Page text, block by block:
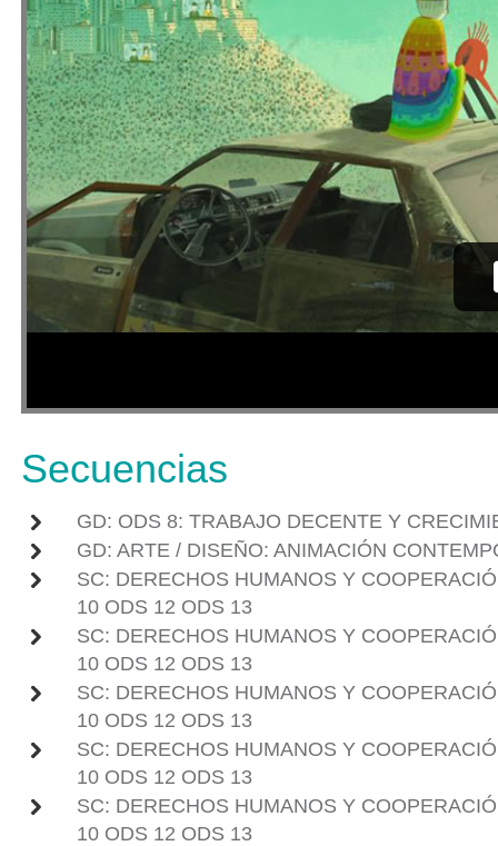
Secuencias
GD: ODS 8: TRABAJO DECENTE Y
GD: ARTE / DISEÑO: ANIMACIÓN
SC: DERECHOS HUMANOS Y
10 ODS 12 ODS 13
SC: DERECHOS HUMANOS Y
10 ODS 12 ODS 13
SC: DERECHOS HUMANOS Y
10 ODS 12 ODS 13
SC: DERECHOS HUMANOS Y
10 ODS 12 ODS 13
SC: DERECHOS HUMANOS Y
10 ODS 12 ODS 13